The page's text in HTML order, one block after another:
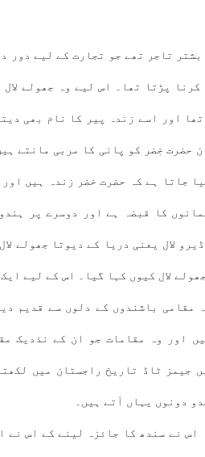
تاجر تھے جو تجارت کے لیے دور
پڑتا تھا۔ اس لیے وہ جھولے
تھا اور اسے زندہ پیر کا نام بھی
حضرت خٖضر کو پانی کا مربی مانتے
جاتا ہے کہ حضرت خضر زندہ ہیں
کا قبضہ ہے اور دوسرے پر
لال یعنی دریا کے دیوتا جھولے
لال کیوں کہا گیا۔ اس کے لیے
مقامی باشندوں کے دلوں سے قدیم
اور وہ مقامات جو ان کے نذدیک
جیمز ٹاڈ تاریخ راجستان میں
دونوں یہاں آتے ہیں۔
اس نے سندھ کا جائزہ لینے کے اس نے